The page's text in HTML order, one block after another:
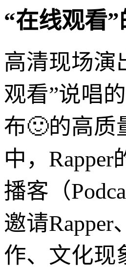
“在线观看
高清现场演
观看”说唱
布🙂的高质
中，
播客（
邀请
作、文化现